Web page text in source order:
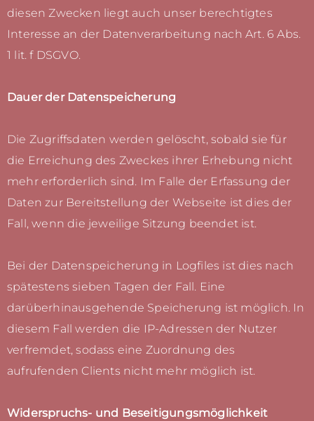
diesen Zwecken liegt auch unser berechtigtes
Interesse an der Datenverarbeitung nach Art. 6 Abs.
1 lit. f DSGVO.
Dauer der Datenspeicherung
Die Zugriffsdaten werden gelöscht, sobald sie für
die Erreichung des Zweckes ihrer Erhebung nicht
mehr erforderlich sind. Im Falle der Erfassung der
Daten zur Bereitstellung der Webseite ist dies der
Fall, wenn die jeweilige Sitzung beendet ist.
Bei der Datenspeicherung in Logfiles ist dies nach
spätestens sieben Tagen der Fall. Eine
darüberhinausgehende Speicherung ist möglich. In
diesem Fall werden die IP-Adressen der Nutzer
verfremdet, sodass eine Zuordnung des
aufrufenden Clients nicht mehr möglich ist.
Widerspruchs- und Beseitigungsmöglichkeit